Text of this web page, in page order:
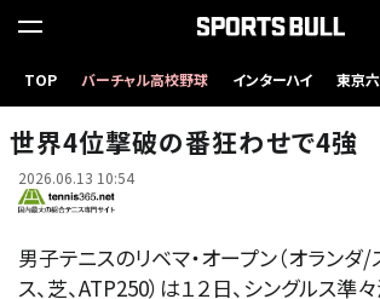
TOP バーチャル高校野球 インターハイ 東京
世界4位撃破の番狂わせで4強
2026.06.13 10:54
男子テニスのリベマ・オープン（オランダ
ス、芝、ATP250）は１２日、シングルス準